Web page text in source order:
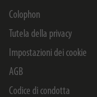
Colophon
Tutela della privacy
Impostazioni dei cookie
AGB
Codice di condotta